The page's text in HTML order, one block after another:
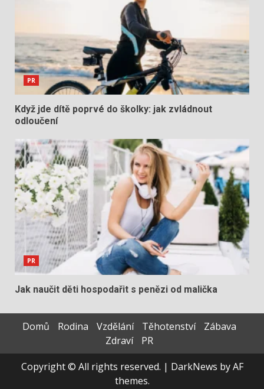
PR
Když jde dítě poprvé do školky: jak zvládnout
odloučení
PR
Jak naučit děti hospodařit s penězi od malička
Domů Rodina Vzdělání Těhotenství
Zábava
Zdraví
PR
Copyright © All rights reserved. | DarkNews by AF
themes.